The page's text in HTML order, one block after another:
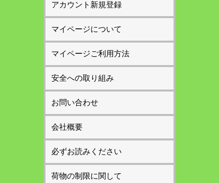
アカウント新規登録
マイページについて
マイページご利用方法
安全への取り組み
お問い合わせ
会社概要
必ずお読みください
荷物の制限に関して